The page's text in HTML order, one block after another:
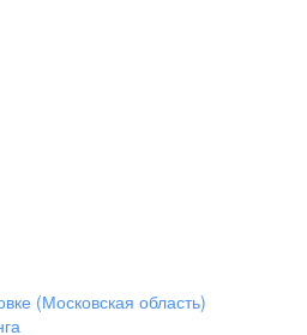
(Московская область)